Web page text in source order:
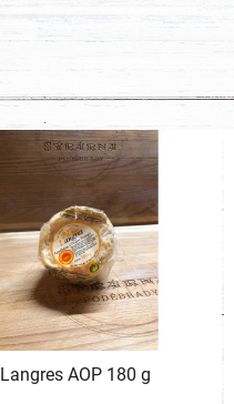
Langres AOP 180 g